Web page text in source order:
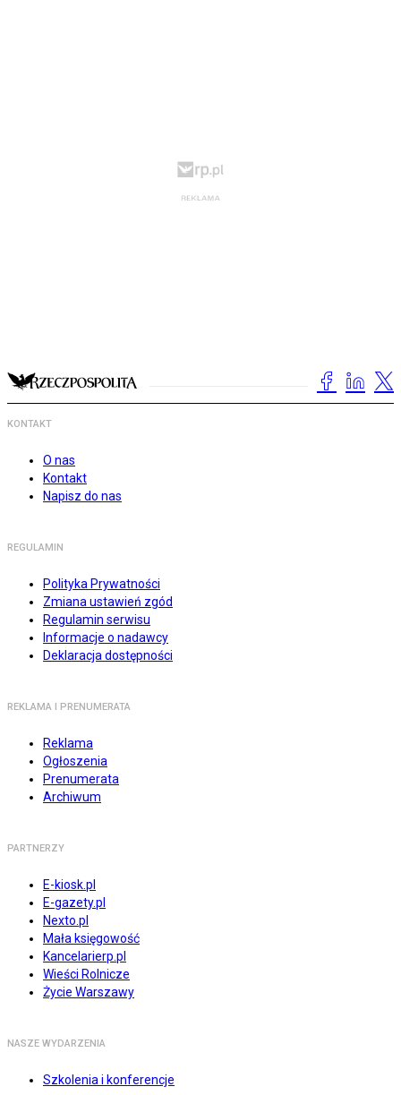
KONTAKT
O nas
Kontakt
Napisz do nas
REGULAMIN
Polityka Prywatności
Zmiana ustawień zgód
Regulamin serwisu
Informacje o nadawcy
Deklaracja dostępności
REKLAMA I PRENUMERATA
Reklama
Ogłoszenia
Prenumerata
Archiwum
PARTNERZY
E-kiosk.pl
E-gazety.pl
Nexto.pl
Mała księgowość
Kancelarierp.pl
Wieści Rolnicze
Życie Warszawy
NASZE WYDARZENIA
Szkolenia i konferencje